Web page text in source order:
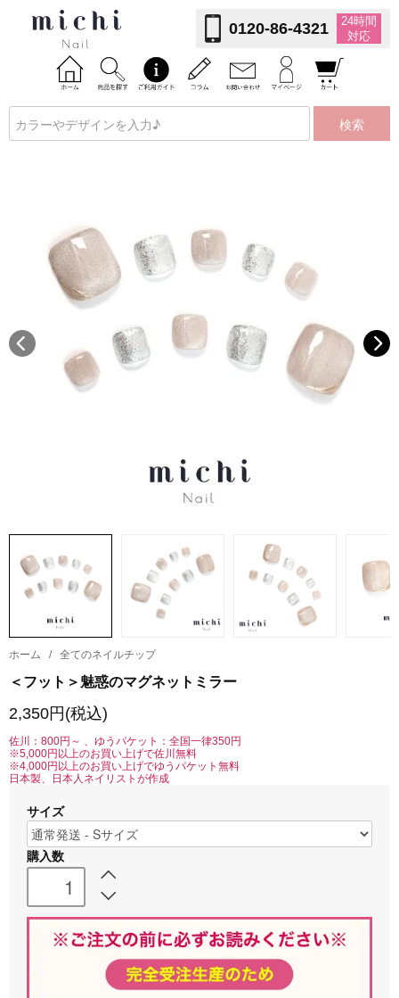
0120-86-4321
24時間
対応
検索
ホーム / 全てのネイルチップ
＜フット＞魅惑のマグネットミラー
2,350円(税込)
佐川：800円～ 、ゆうパケット：全国一律350円
※5,000円以上のお買い上げで佐川無料
※4,000円以上のお買い上げでゆうパケット無料
日本製、日本人ネイリストが作成
サイズ
購入数